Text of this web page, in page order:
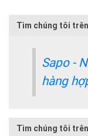
Tìm chúng tôi
Sapo -
hàng
Tìm chúng tôi